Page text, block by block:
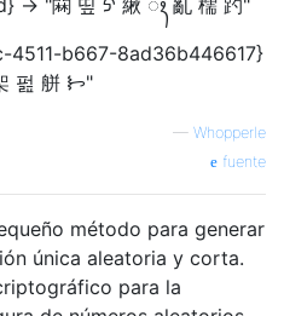
b667-8ad36b446617}
펊 䑫 ᝦ"
— Whopperle
fuente
método para generar
única aleatoria y corta.
para la